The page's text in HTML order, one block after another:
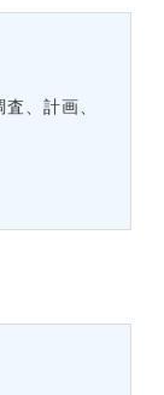
、計画、